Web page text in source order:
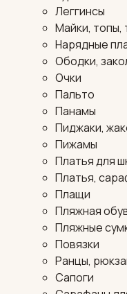
Леггинсы
Майки, топы,
Нарядные
Ободки,
Очки
Пальто
Панамы
Пиджаки,
Пижамы
Платья для
Платья,
Плащи
Пляжная
Пляжные
Повязки
Ранцы,
Сапоги